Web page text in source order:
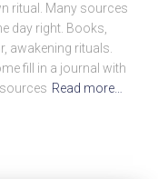
ritual. Many sources
day right. Books,
awakening rituals.
fill in a journal with
Read more…